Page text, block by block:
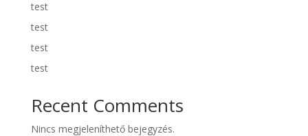
test
test
test
test
Recent Comments
Nincs megjeleníthető bejegyzés.